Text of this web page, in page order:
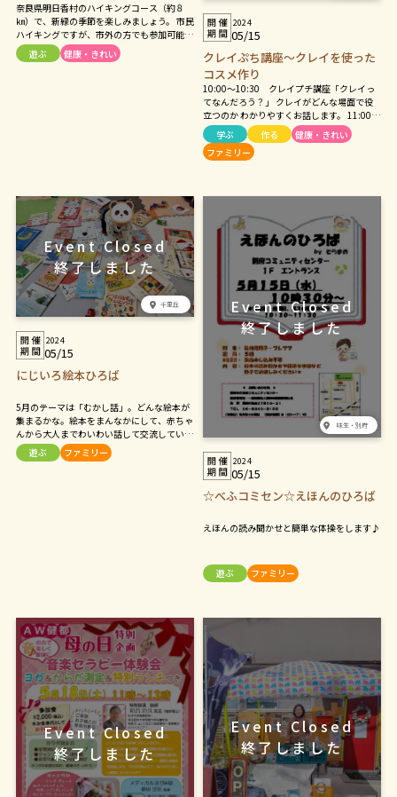
奈良県明日香村のハイキングコース（約８
㎞）で、新緑の季節を楽しみましょう。 市民
ハイキングですが、市外の方でも参加可能で
す。 みなさまお誘い合わせのうえ、ぜひご参
加ください！ 持ち物：飲み物、昼食 参加
遊ぶ 健康・きれい
2024
05/15
クレイぷち講座～クレイを使った
コスメ作り
10:00～10:30 クレイプチ講座「クレイっ
てなんだろう？」 クレイがどんな場面で役
立つのか わかりやすくお話します。 11:00～
16:00まで出入り自由！ お好きな時間に来て
自然素材だけで作る安心安全な日焼け止めを
手作りできます。 ☆肌が敏感な方 ☆お子さ
◎リキッドファンデーション 1,500円
学ぶ 作る
健康・きれい
ファミリー
千里丘
2024
05/15
にじいろ絵本ひろば
5月のテーマは「むかし話」。どんな絵本が
集まるかな。絵本をまんなかにして、赤ちゃ
んから大人までわいわい話して交流していま
す。手遊びや絵本の読み聞かせもあります。
気軽に遊びに来てください。
遊ぶ ファミリー
味生・別府
2024
05/15
☆べふコミセン☆えほんのひろば
えほんの読み聞かせと簡単な体操をします♪
遊ぶ ファミリー